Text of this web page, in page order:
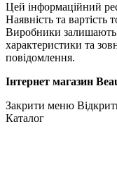
Цей інформаційний
Наявність та вартість
Виробники залишають
характеристики та
повідомлення.
Інтернет магазин
Закрити меню
Каталог